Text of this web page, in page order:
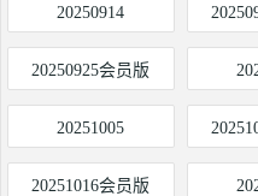
20250914
20250925会员版
20251005
20251016会员版